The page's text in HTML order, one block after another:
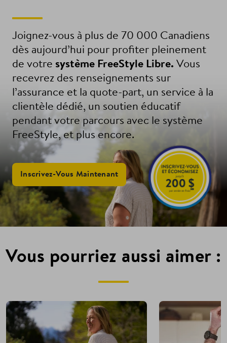
Joignez-vous à plus de 70 000 Canadiens
dès aujourd’hui pour profiter pleinement
de votre système FreeStyle Libre. Vous
recevrez des renseignements sur
l’assurance et la quote-part, un service à la
clientèle dédié, un soutien éducatif
pendant votre parcours avec le système
FreeStyle, et plus encore.
Inscrivez-Vous Maintenant
Vous pourriez aussi aimer :